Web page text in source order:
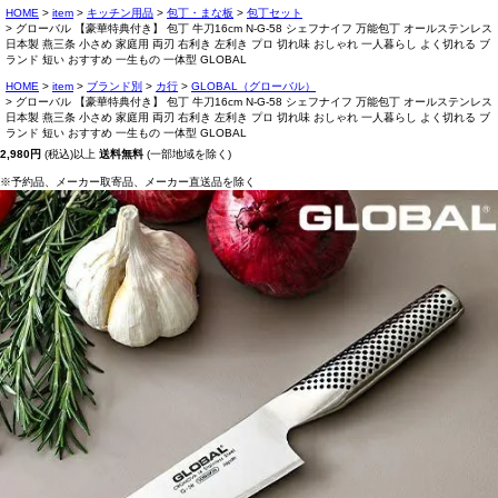
HOME item キッチン用品 包丁・まな板
包丁セット
グローバル 【豪華特典付き】 包丁 牛刀16cm N-G-58 シェフナイフ 万能包丁 オールステンレス
日本製 燕三条 小さめ 家庭用 両刃 右利き 左利き プロ 切れ味 おしゃれ 一人暮らし よく切れる ブ
ランド 短い おすすめ 一生もの 一体型 GLOBAL
HOME item ブランド別 カ行
GLOBAL（グローバル）
グローバル 【豪華特典付き】 包丁 牛刀16cm N-G-58 シェフナイフ 万能包丁 オールステンレス
日本製 燕三条 小さめ 家庭用 両刃 右利き 左利き プロ 切れ味 おしゃれ 一人暮らし よく切れる ブ
ランド 短い おすすめ 一生もの 一体型 GLOBAL
2,980円 (税込)以上 送料無料 (一部地域を除く)
※予約品、メーカー取寄品、メーカー直送品を除く